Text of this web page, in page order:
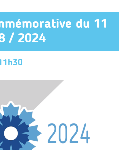
la
la
du 11
/ 2024